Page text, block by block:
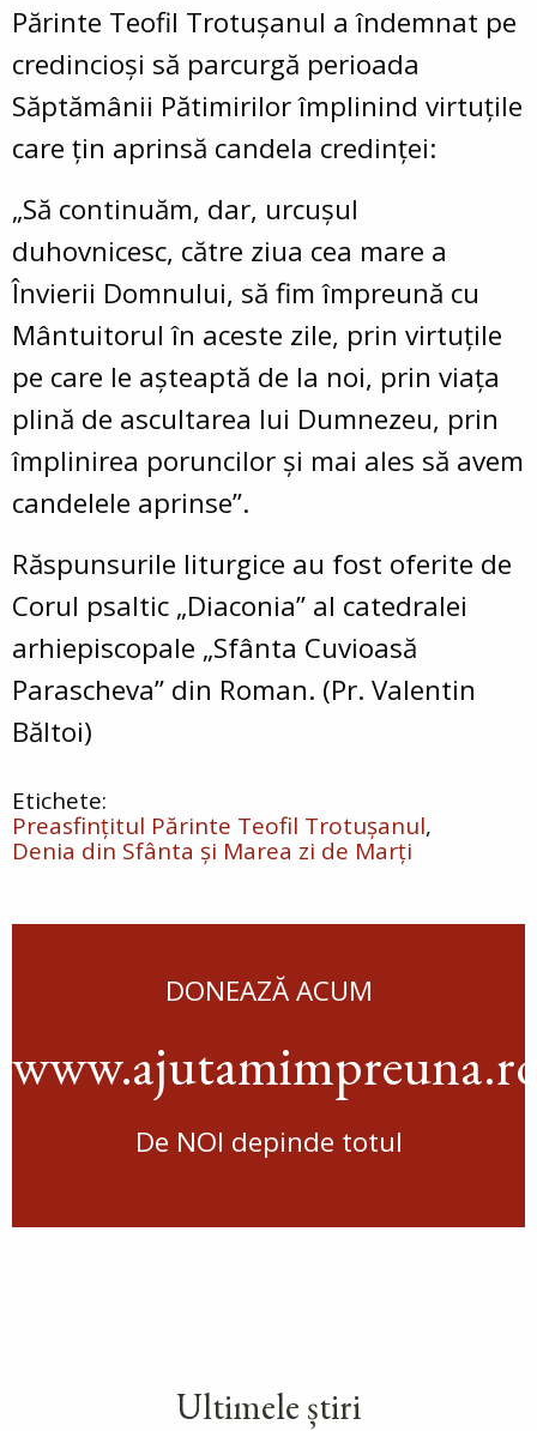
Părinte Teofil Trotușanul a îndemnat pe
credincioși să parcurgă perioada
Săptămânii Pătimirilor împlinind virtuțile
care țin aprinsă candela credinței:
„Să continuăm, dar, urcușul
duhovnicesc, către ziua cea mare a
Învierii Domnului, să fim împreună cu
Mântuitorul în aceste zile, prin virtuțile
pe care le așteaptă de la noi, prin viața
plină de ascultarea lui Dumnezeu, prin
împlinirea poruncilor și mai ales să avem
candelele aprinse”.
Răspunsurile liturgice au fost oferite de
Corul psaltic „Diaconia” al catedralei
arhiepiscopale „Sfânta Cuvioasă
Parascheva” din Roman. (Pr. Valentin
Băltoi)
Preasfințitul Părinte Teofil Trotușanul
Denia din Sfânta și Marea zi de Marți
DONEAZĂ ACUM
De NOI depinde totul
Ultimele știri